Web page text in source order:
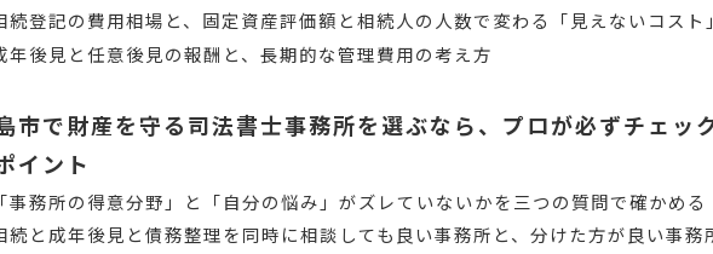
続登記の費用相場と、固定資産評価額と相続人の人数で変わる「見えないコスト」
年後見と任意後見の報酬と、長期的な管理費用の考え方
市で財産を守る司法書士事務所を選ぶなら、プロが必ずチェッ
イント
「事務所の得意分野」と「自分の悩み」がズレていないかを三つの質問で確かめる
続と成年後見と債務整理を同時に相談しても良い事務所と、分けた方が良い事務